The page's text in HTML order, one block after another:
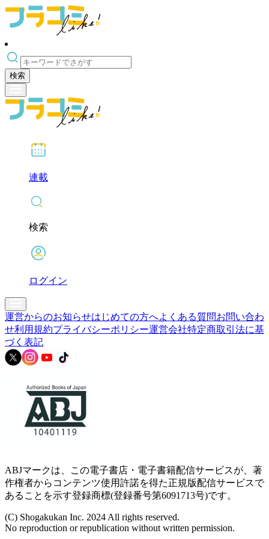
検索
連載
検索
ログイン
運営からのお知らせはじめての方へよくある質問お問い合わ
せ利用規約プライバシーポリシー運営会社特定商取引法に基
づく表記
ABJマークは、この電子書店・電子書籍配信サービスが、著
作権者からコンテンツ使用許諾を得た正規版配信サービスで
あることを示す登録商標(登録番号第6091713号)です。
(C) Shogakukan Inc. 2024 All rights reserved.
No reproduction or republication without written permission.